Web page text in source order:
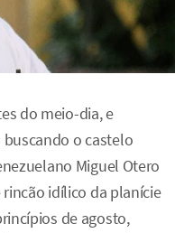
do meio-dia, e
o castelo
Miguel Otero
idílico da planície
de agosto,